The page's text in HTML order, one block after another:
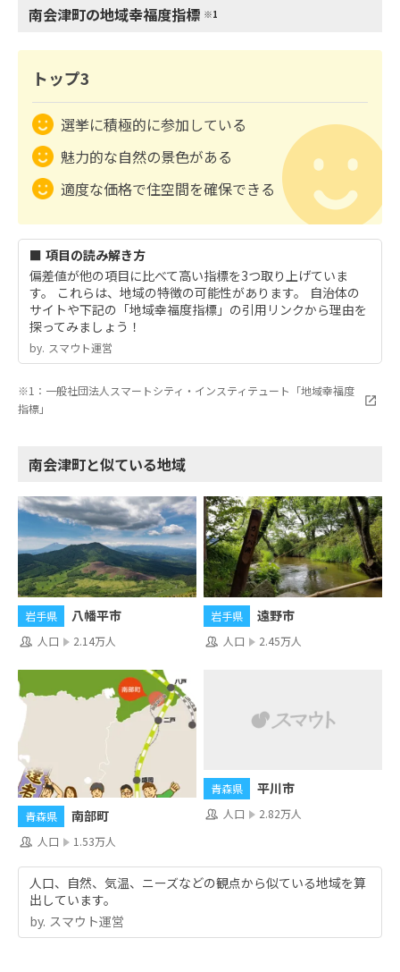
南会津町の地域幸福度指標 ※1
トップ3
選挙に積極的に参加している
魅力的な自然の景色がある
適度な価格で住空間を確保できる
■ 項目の読み解き方
偏差値が他の項目に比べて高い指標を3つ取り上げていま
す。 これらは、地域の特徴の可能性があります。 自治体の
サイトや下記の「地域幸福度指標」の引用リンクから理由を
探ってみましょう！
by.︎ スマウト運営
※1：一般社団法人スマートシティ・インスティテュート「地域幸福度
指標」
南会津町と似ている地域
岩手県 八幡平市
人口 2.14万人
岩手県 遠野市
人口 2.45万人
青森県 南部町
人口 1.53万人
青森県 平川市
人口 2.82万人
人口、自然、気温、ニーズなどの観点から似ている地域を算
出しています。
by.︎ スマウト運営